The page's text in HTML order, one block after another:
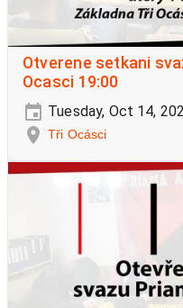
Otverene setkani
Ocasci 19:00
Tuesday, Oct 14,
Tři Ocásci